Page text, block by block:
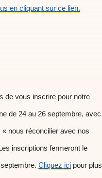
en cliquant sur ce lien.
de vous inscrire pour notre
de 24 au 26 septembre, avec
« nous réconcilier avec nos
inscriptions fermeront le
Cliquez ici pour plus